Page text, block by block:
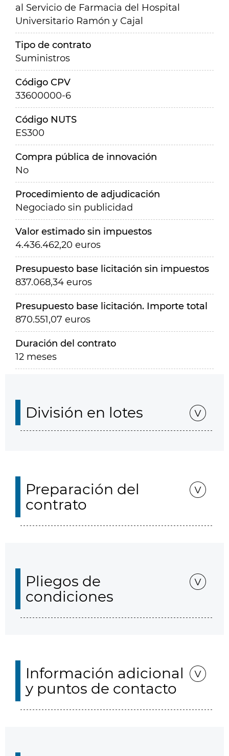
al Servicio de Farmacia del Hospital
Universitario Ramón y Cajal
Tipo de contrato
Suministros
Código CPV
33600000-6
Código NUTS
ES300
Compra pública de innovación
No
Procedimiento de adjudicación
Negociado sin publicidad
Valor estimado sin impuestos
4.436.462,20 euros
Presupuesto base licitación sin impuestos
837.068,34 euros
Presupuesto base licitación. Importe total
870.551,07 euros
Duración del contrato
12 meses
División en lotes
Preparación del
contrato
Pliegos de
condiciones
Información adicional
y puntos de contacto